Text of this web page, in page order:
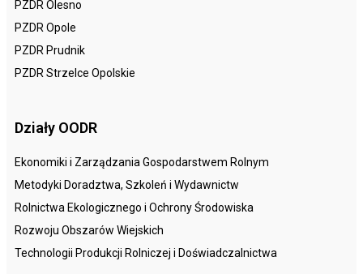
PZDR Olesno
PZDR Opole
PZDR Prudnik
PZDR Strzelce Opolskie
Działy OODR
Ekonomiki i Zarządzania Gospodarstwem Rolnym
Metodyki Doradztwa, Szkoleń i Wydawnictw
Rolnictwa Ekologicznego i Ochrony Środowiska
Rozwoju Obszarów Wiejskich
Technologii Produkcji Rolniczej i Doświadczalnictwa